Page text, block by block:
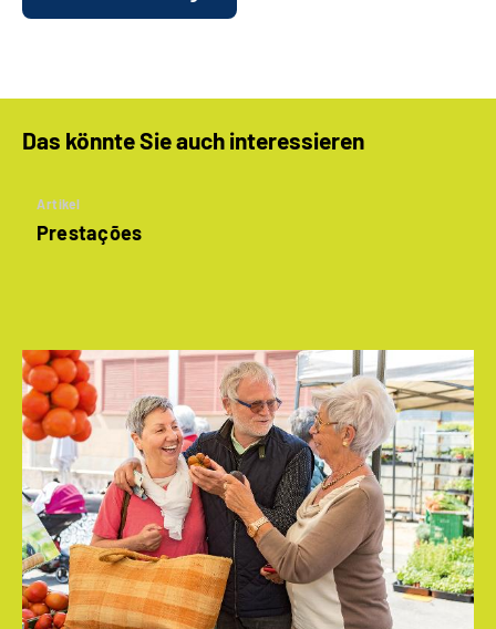
Das könnte Sie auch interessieren
Artikel
Prestações